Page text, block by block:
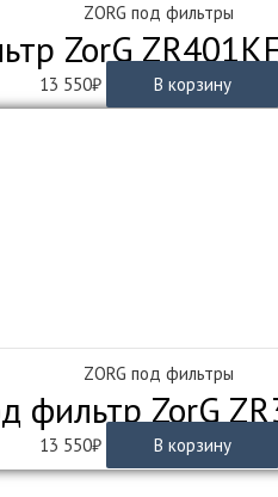
ZORG под фильтры
ZorG
13 550₽ В корзину
ZORG под фильтры
фильтр ZorG
13 550₽ В корзину